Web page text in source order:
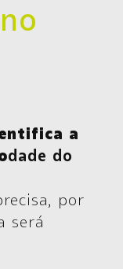
a
dade do
por
será